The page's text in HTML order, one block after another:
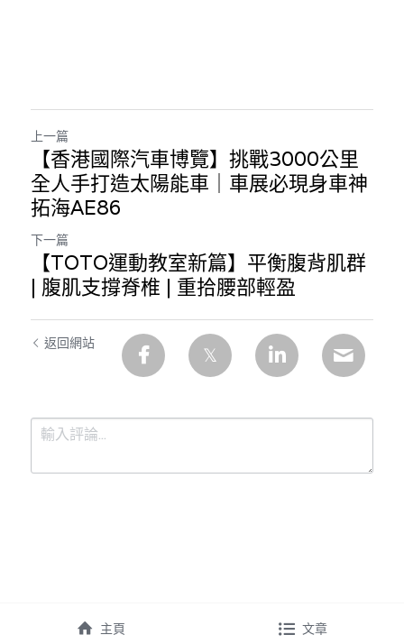
上一篇
【香港國際汽車博覽】挑戰3000公里
全人手打造太陽能車｜車展必現身車神
拓海AE86
下一篇
【TOTO運動教室新篇】平衡腹背肌群
| 腹肌支撐脊椎 | 重拾腰部輕盈
返回網站
主頁 文章